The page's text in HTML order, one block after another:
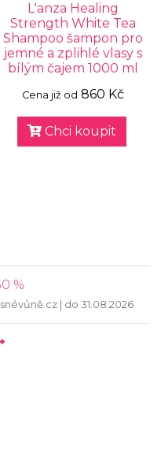
L'anza Healing
Strength White Tea
Shampoo šampon pro
jemné a zplihlé vlasy s
bílým čajem 1000 ml
Cena již od 860 Kč
Chci koupit
%
| do 31.08.2026